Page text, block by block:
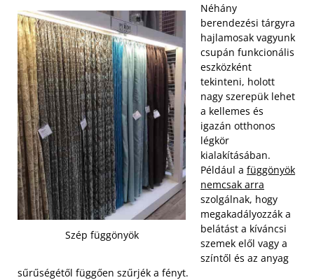
Szép függönyök
Néhány
berendezési tárgyra
hajlamosak vagyunk
csupán funkcionális
eszközként
tekinteni, holott
nagy szerepük lehet
a kellemes és
igazán otthonos
légkör
kialakításában.
Például a függönyök
nemcsak arra
szolgálnak, hogy
megakadályozzák a
belátást a kíváncsi
szemek elől vagy a
színtől és az anyag
sűrűségétől függően szűrjék a fényt.